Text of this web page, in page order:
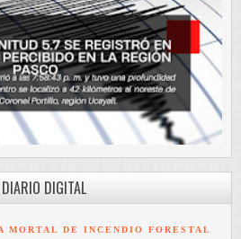
DIARIO DIGITAL
DE INCENDIO FORESTAL